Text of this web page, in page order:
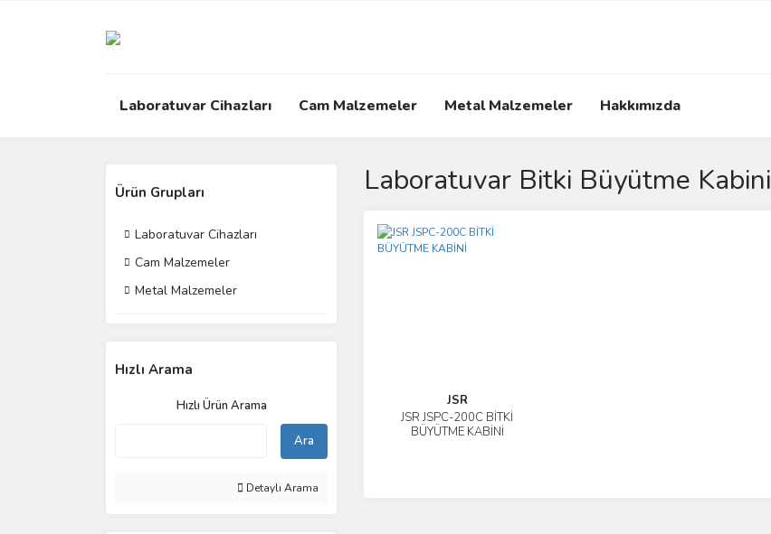
Laboratuvar Cihazları Cam Malzemeler Metal Malzemeler Hakkımızda
Ürün Grupları
Laboratuvar Cihazları
Cam Malzemeler
Metal Malzemeler
Hızlı Arama
Hızlı Ürün Arama
Ara
Detaylı Arama
Laboratuvar Bitki Büyütme Kabini
JSR
JSR JSPC-200C BİTKİ
BÜYÜTME KABİNİ
İncele